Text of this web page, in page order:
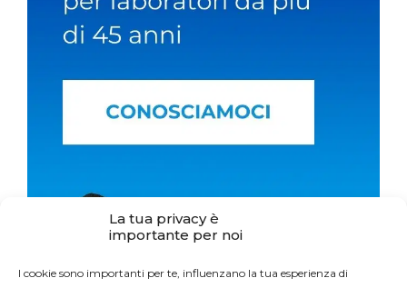
La tua privacy è
importante per noi
I cookie sono importanti per te, influenzano la tua esperienza di